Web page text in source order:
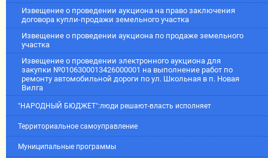
Извещение о проведении аукциона на право заключения
договора купли-продажи земельного участка
Извещение о проведении аукциона по продаже земельного
участка
Извещение о проведении электронного аукциона для
закупки №0106300013426000001 на выполнение работ по
ремонту автомобильной дороги по ул. Школьная в п. Новая
Вилга
"НАРОДНЫЙ БЮДЖЕТ":люди решают-власть исполняет
Территориальное самоуправление
Муниципальные программы